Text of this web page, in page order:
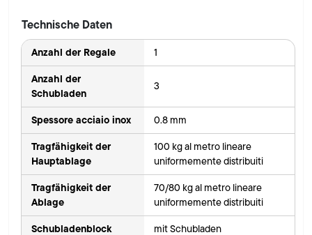
Technische Daten
Anzahl der Regale 1
Anzahl der
Schubladen
3
Spessore acciaio inox 0.8 mm
Tragfähigkeit der
Hauptablage
100 kg al metro lineare
uniformemente distribuiti
Tragfähigkeit der
Ablage
70/80 kg al metro lineare
uniformemente distribuiti
Schubladenblock mit Schubladen